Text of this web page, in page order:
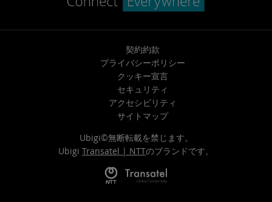
契約約款
プライバシーポリシー
クッキー宣言
セキュリティ
アクセシビリティ
サイトマップ
Ubigi©無断転載を禁じます。
Ubigi Transatel | NTTのブランドです。